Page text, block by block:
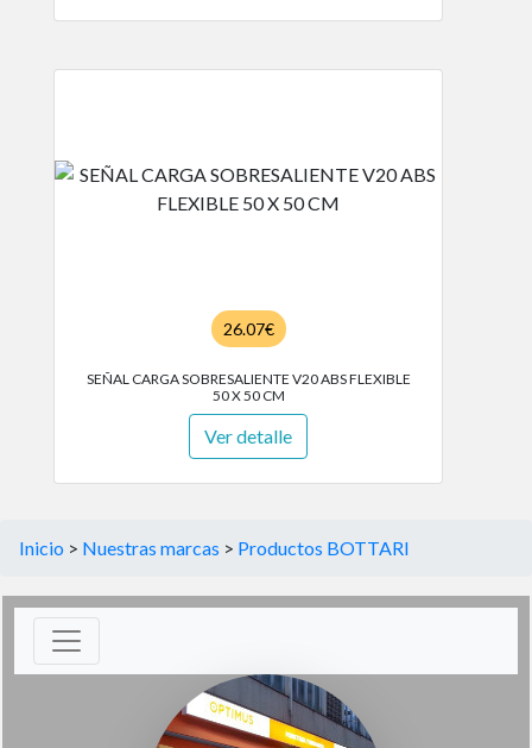
26.07€
SEÑAL CARGA SOBRESALIENTE V20 ABS FLEXIBLE
50 X 50 CM
Ver detalle
Inicio > Nuestras marcas > Productos BOTTARI